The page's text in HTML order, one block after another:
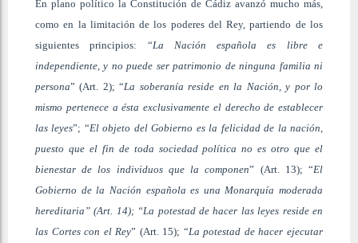
En plano político la Constitución de Cádiz avanzó mucho más,
como en la limitación de los poderes del Rey, partiendo de los
siguientes principios: “La Nación española es libre e
independiente, y no puede ser patrimonio de ninguna familia ni
persona” (Art. 2); “La soberanía reside en la Nación, y por lo
mismo pertenece a ésta exclusivamente el derecho de establecer
las leyes”; “El objeto del Gobierno es la felicidad de la nación,
puesto que el fin de toda sociedad política no es otro que el
bienestar de los individuos que la componen” (Art. 13); “El
Gobierno de la Nación española es una Monarquía moderada
hereditaria” (Art. 14); “La potestad de hacer las leyes reside en
las Cortes con el Rey” (Art. 15); “La potestad de hacer ejecutar